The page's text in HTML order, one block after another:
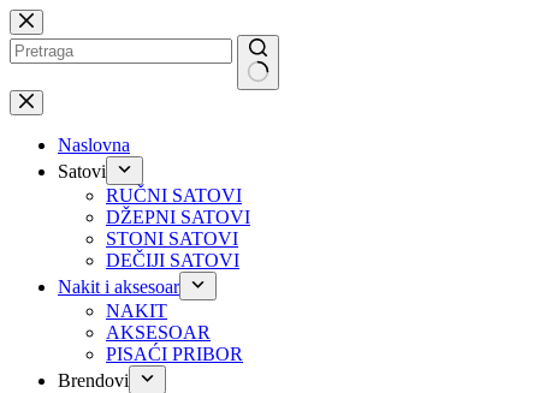
Preskoči
na
No
results
Naslovna
Satovi
RUČNI SATOVI
DŽEPNI SATOVI
STONI SATOVI
DEČIJI SATOVI
Nakit i aksesoar
NAKIT
AKSESOAR
PISAĆI PRIBOR
Brendovi